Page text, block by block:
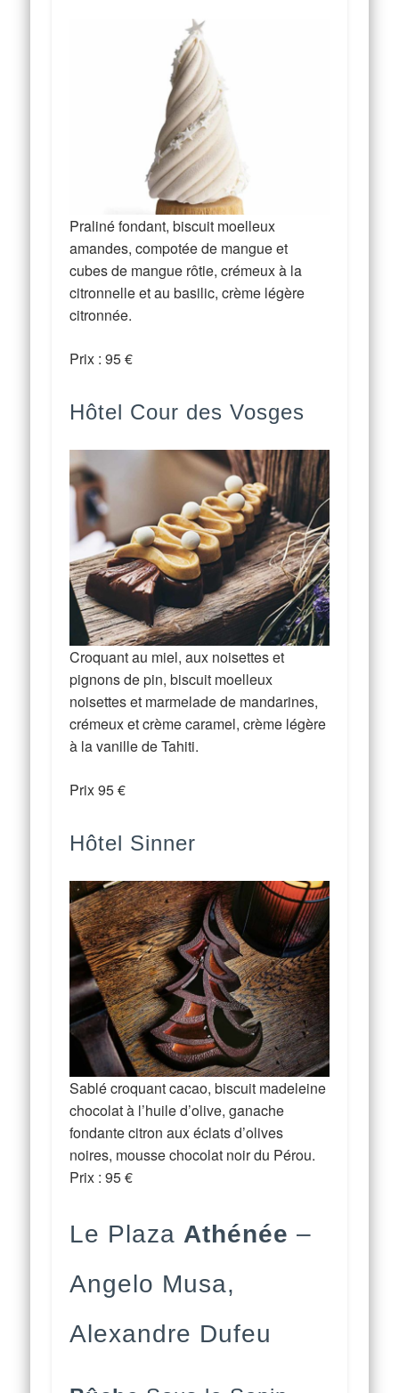
Praliné fondant, biscuit moelleux
amandes, compotée de mangue et
cubes de mangue rôtie, crémeux à la
citronnelle et au basilic, crème légère
citronnée.
Prix : 95 €
Hôtel Cour des Vosges
Croquant au miel, aux noisettes et
pignons de pin, biscuit moelleux
noisettes et marmelade de mandarines,
crémeux et crème caramel, crème légère
à la vanille de Tahiti.
Prix 95 €
Hôtel Sinner
Sablé croquant cacao, biscuit madeleine
chocolat à l’huile d’olive, ganache
fondante citron aux éclats d’olives
noires, mousse chocolat noir du Pérou.
Prix : 95 €
Le Plaza Athénée –
Angelo Musa,
Alexandre Dufeu